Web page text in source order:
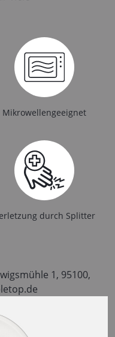
Mikrowellengeeignet
durch Splitter
1, 95100,